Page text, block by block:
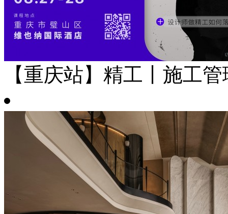
【重庆站】精工丨施工管